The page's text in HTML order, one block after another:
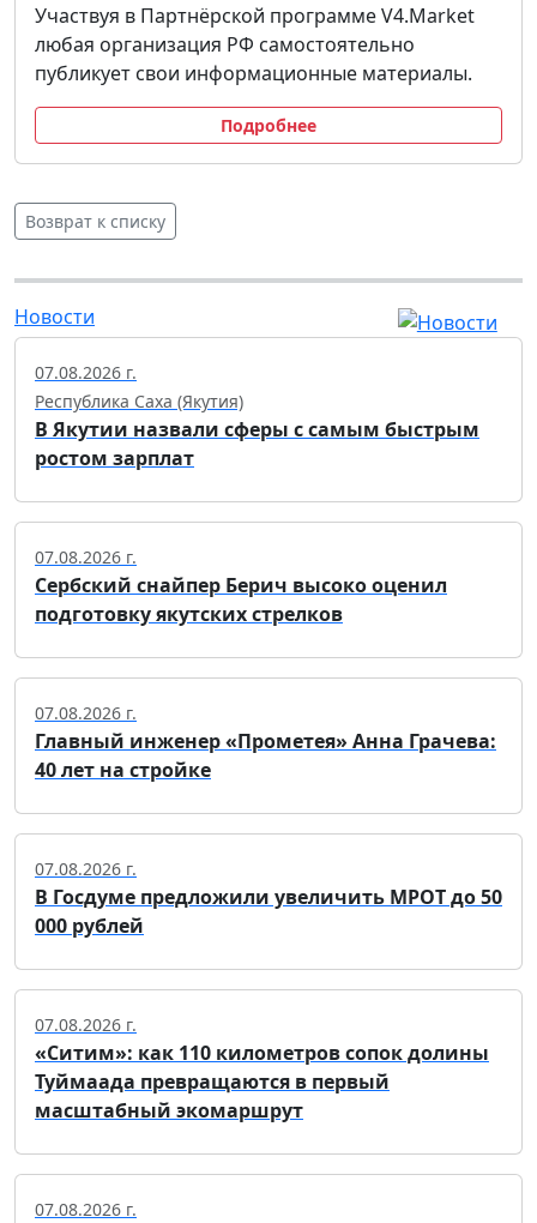
Участвуя в Партнёрской программе V4.Market
любая организация РФ самостоятельно
публикует свои информационные материалы.
Подробнее
Возврат к списку
Новости
07.08.2026 г.
Республика Саха (Якутия)
В Якутии назвали сферы с самым быстрым
ростом зарплат
07.08.2026 г.
Сербский снайпер Берич высоко оценил
подготовку якутских стрелков
07.08.2026 г.
Главный инженер «Прометея» Анна Грачева:
40 лет на стройке
07.08.2026 г.
В Госдуме предложили увеличить МРОТ до 50
000 рублей
07.08.2026 г.
«Ситим»: как 110 километров сопок долины
Туймаада превращаются в первый
масштабный экомаршрут
07.08.2026 г.